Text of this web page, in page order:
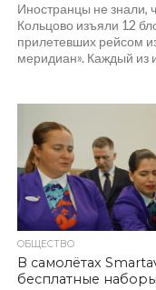
Иностранцы не знали,
Кольцово изъяли 12
прилетевших рейсом
меридиан». Каждый из
ОБЩЕСТВО
В самолётах
бесплатные